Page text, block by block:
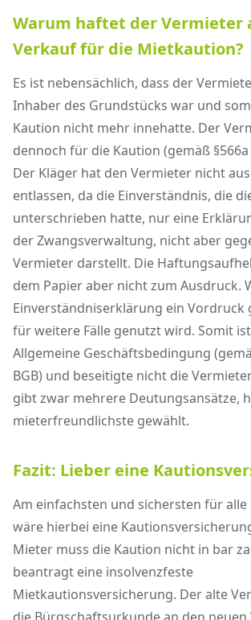
Warum haftet der Vermieter
Verkauf für die Mietkaution?
Es ist nebensächlich, dass der
Inhaber des Grundstücks war und
Kaution nicht mehr innehatte. Der
dennoch für die Kaution (gemäß §566a
Der Kläger hat den Vermieter nicht
entlassen, da die Einverständnis, die
unterschrieben hatte, nur eine
der Zwangsverwaltung, nicht aber
Vermieter darstellt. Die
dem Papier aber nicht zum Ausdruck.
Einverständniserklärung ein Vordruck
für weitere Fälle genutzt wird. Somit
Allgemeine Geschäftsbedingung
BGB) und beseitigte nicht die
gibt zwar mehrere Deutungsansätze,
mieterfreundlichste gewählt.
Fazit: Lieber eine
Am einfachsten und sichersten für alle
wäre hierbei eine
Mieter muss die Kaution nicht in bar
beantragt eine insolvenzfeste
Mietkautionsversicherung. Der alte